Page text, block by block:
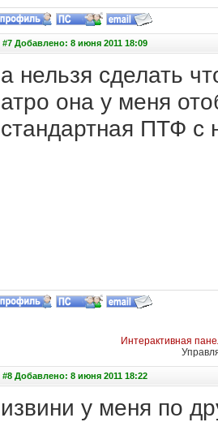
#7 Добавлено: 8 июня 2011 18:09
а нельзя сделать
атро она у меня
стандартная ПТФ с
Интерактивная
#8 Добавлено: 8 июня 2011 18:22
извини у меня по